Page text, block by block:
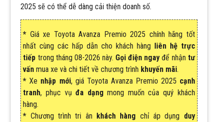
2025 sẽ có thể dễ dàng cải thiện doanh số.
* Giá xe Toyota Avanza Premio 2025 chính hãng tốt
nhất cùng các hấp dẫn cho khách hàng liên hệ trực
tiếp trong tháng 08-2026 này. Gọi điện ngay để nhận tư
vấn mua xe và chi tiết về chương trình khuyến mãi.
* Xe nhập mới, giáToyota Avanza Premio 2025 cạnh
tranh, phục vụ đa dạng mong muốn của quý khách
hàng.
* Chương trình tri ân khách hàng chỉ áp dụng duy